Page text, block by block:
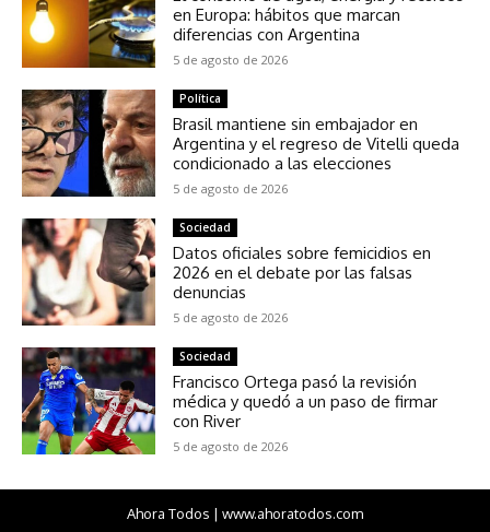
en Europa: hábitos que marcan
diferencias con Argentina
5 de agosto de 2026
Política
Brasil mantiene sin embajador en
Argentina y el regreso de Vitelli queda
condicionado a las elecciones
5 de agosto de 2026
Sociedad
Datos oficiales sobre femicidios en
2026 en el debate por las falsas
denuncias
5 de agosto de 2026
Sociedad
Francisco Ortega pasó la revisión
médica y quedó a un paso de firmar
con River
5 de agosto de 2026
Ahora Todos | www.ahoratodos.com